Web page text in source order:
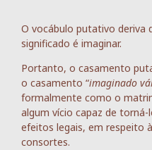
O vocábulo putativo deriva
significado é imaginar.
Portanto, o casamento
o casamento “imaginado
formalmente como o
algum vício capaz de
efeitos legais, em respeito
consortes.